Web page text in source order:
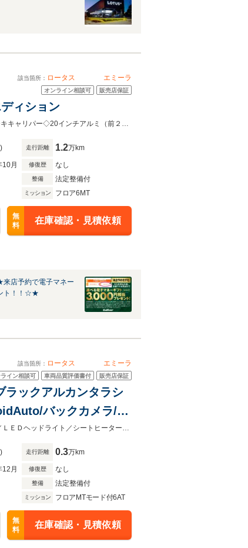
該当箇所： ロータス エミーラ
オンライン相談可 販売店保証
ィション
◇ワンオーナー◇６Fマニュアル◇３．５L V6スーパーチャージャー◇レッドブレーキキャリパー◇20インチアルミ（前２４５・３５R20後２９５／30R20)◇黒皮シート◇LEDヘッドライト◇ET
走行距離 1.2万km
月 修復歴 なし
整備 法定整備付
ミッション フロア6MT
無
料
在庫確認・見積依頼
店予約で電子マネー
ト！！☆★
該当箇所： ロータス エミーラ
ライン相談可 車両品質評価書付 販売店保証
ラックアルカンタラシ
バックカメラ/20
ド/KEFサウンド/
●8/10（月）～14日（金）は夏季休業となります●15・16日は「サマグラ」☆ＥＴＣ／ＬＥＤヘッドライト／シートヒーター／スマートキー／クルコン/パワーシート/黄ブレーキキャリパー
走行距離 0.3万km
月 修復歴 なし
整備 法定整備付
ミッション フロアMTモード付6AT
無
料
在庫確認・見積依頼